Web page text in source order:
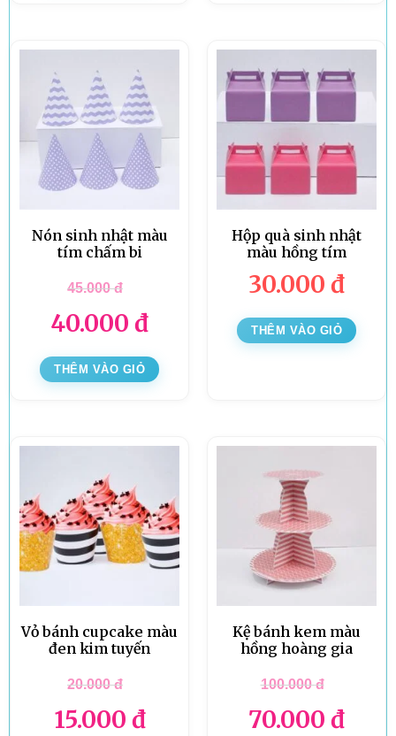
Nón sinh nhật màu
tím chấm bi
45.000đ
40.000 đ
THÊM VÀO GIỎ
Hộp quà sinh nhật
màu hồng tím
30.000 đ
THÊM VÀO GIỎ
Vỏ bánh cupcake màu
đen kim tuyến
20.000đ
15.000 đ
Kệ bánh kem màu
hồng hoàng gia
100.000đ
70.000 đ